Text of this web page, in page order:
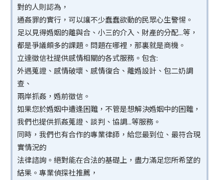
對的人則認為，
通姦罪的實行，可以讓不少蠢蠢欲動的民眾心生警惕。
足以見得婚姻的離與合、小三的介入、財產的分配...等，
都是爭議頗多的課題。問題在哪裡，那裏就是商機。
立達徵信社提供感情相關的各式服務。包含:
外遇蒐證、感情破壞、感情復合、離婚設計、包二奶調
查、
兩岸抓姦，婚前徵信。
如果您於婚姻中遭逢困難，不管是想解決婚姻中的困難，
我們也提供抓姦蒐證、談判、協調...等服務。
同時，我們也有合作的專業律師，給您最到位、最符合現
實情況的
法律諮詢。絕對能在合法的基礎上，盡力滿足您所希望的
結果。專業偵探社推薦，